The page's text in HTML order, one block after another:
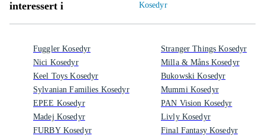
interessert i Kosedyr
Fuggler Kosedyr
Nici Kosedyr
Keel Toys Kosedyr
Sylvanian Families Kosedyr
EPEE Kosedyr
Madej Kosedyr
FURBY Kosedyr
Stranger Things Kosedyr
Milla & Måns Kosedyr
Bukowski Kosedyr
Mummi Kosedyr
PAN Vision Kosedyr
Livly Kosedyr
Final Fantasy Kosedyr